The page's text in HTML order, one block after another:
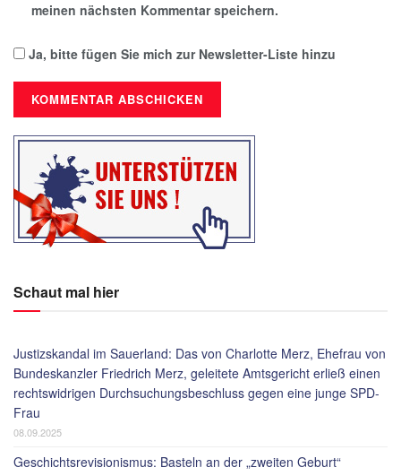
meinen nächsten Kommentar speichern.
Ja, bitte fügen Sie mich zur Newsletter-Liste hinzu
Schaut mal hier
Justizskandal im Sauerland: Das von Charlotte Merz, Ehefrau von
Bundeskanzler Friedrich Merz, geleitete Amtsgericht erließ einen
rechtswidrigen Durchsuchungsbeschluss gegen eine junge SPD-
Frau
08.09.2025
Geschichtsrevisionismus: Basteln an der „zweiten Geburt“